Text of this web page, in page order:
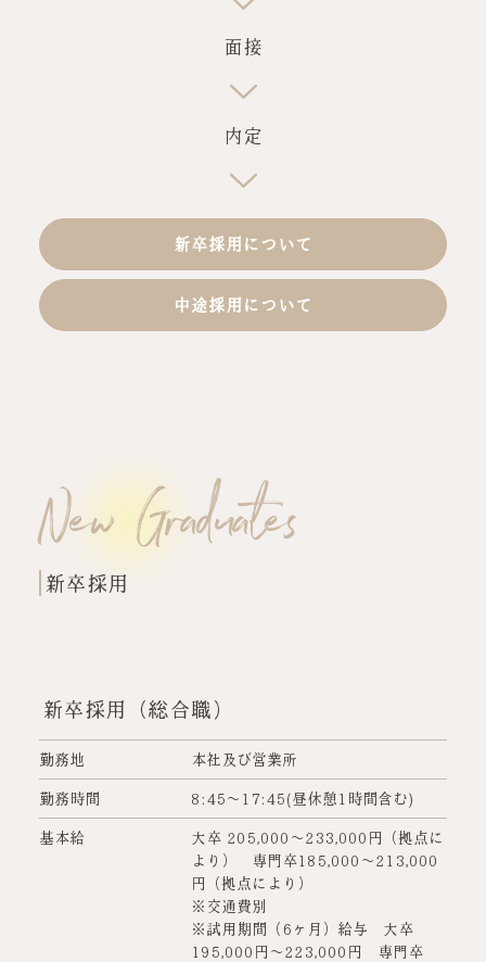
面接
内定
新卒採用について
中途採用について
New Graduates
新卒採用
新卒採用（総合職）
勤務地 本社及び営業所
勤務時間 8:45～17:45(昼休憩1時間含む)
基本給
大卒 205,000～233,000円（拠点に
より） 専門卒185,000～213,000
円（拠点により）
※交通費別
※試用期間（6ヶ月）給与 大卒
195,000円～223,000円 専門卒